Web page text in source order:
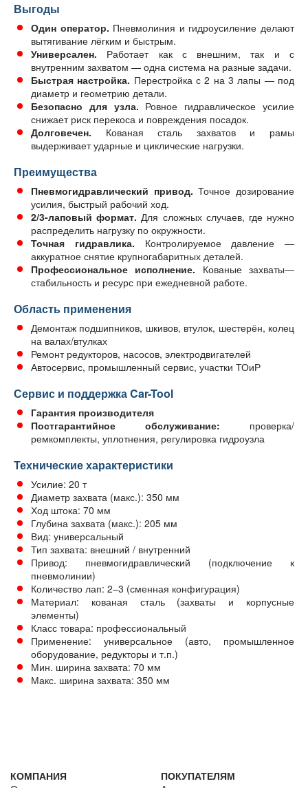
Выгоды
Один оператор. Пневмолиния и гидроусиление делают
вытягивание лёгким и быстрым.
Универсален. Работает как с внешним, так и с
внутренним захватом — одна система на разные задачи.
Быстрая настройка. Перестройка с 2 на 3 лапы — под
диаметр и геометрию детали.
Безопасно для узла. Ровное гидравлическое усилие
снижает риск перекоса и повреждения посадок.
Долговечен. Кованая сталь захватов и рамы
выдерживает ударные и циклические нагрузки.
Преимущества
Пневмогидравлический привод. Точное дозирование
усилия, быстрый рабочий ход.
2/3-лаповый формат. Для сложных случаев, где нужно
распределить нагрузку по окружности.
Точная гидравлика. Контролируемое давление —
аккуратное снятие крупногабаритных деталей.
Профессиональное исполнение. Кованые захваты—
стабильность и ресурс при ежедневной работе.
Область применения
Демонтаж подшипников, шкивов, втулок, шестерён, колец
на валах/втулках
Ремонт редукторов, насосов, электродвигателей
Автосервис, промышленный сервис, участки ТОиР
Сервис и поддержка Car-Tool
Гарантия производителя
Постгарантийное обслуживание: проверка/
ремкомплекты, уплотнения, регулировка гидроузла
Технические характеристики
Усилие: 20 т
Диаметр захвата (макс.): 350 мм
Ход штока: 70 мм
Глубина захвата (макс.): 205 мм
Вид: универсальный
Тип захвата: внешний / внутренний
Привод: пневмогидравлический (подключение к
пневмолинии)
Количество лап: 2–3 (сменная конфигурация)
Материал: кованая сталь (захваты и корпусные
элементы)
Класс товара: профессиональный
Применение: универсальное (авто, промышленное
оборудование, редукторы и т.п.)
Мин. ширина захвата: 70 мм
Макс. ширина захвата: 350 мм
КОМПАНИЯ
ПОКУПАТЕЛЯМ